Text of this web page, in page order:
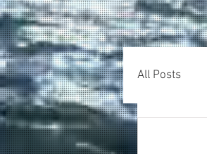
All Posts